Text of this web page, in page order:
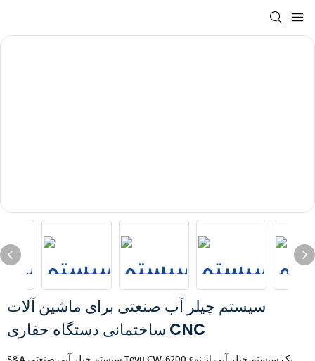
سیستم چیلر آب صنعتی برای ماشین آلات
ساختمانی دستگاه حفاری CNC